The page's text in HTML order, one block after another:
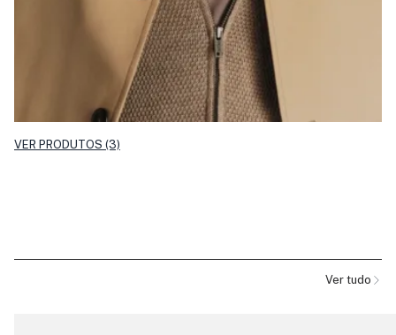
VER PRODUTOS (3)
Ver tudo